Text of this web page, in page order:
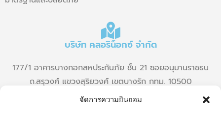
จัดการความยินยอม
บริษัท คลอริน็อกซ์ จำกัด
177/1 อาคารบางกอกสหประกันภัย ชั้น 21 ซอยอนุมานราชธน
ถ.สรุวงศ์ แขวงสุริยวงศ์ เขตบางรัก กทม. 10500
หน้าแรก